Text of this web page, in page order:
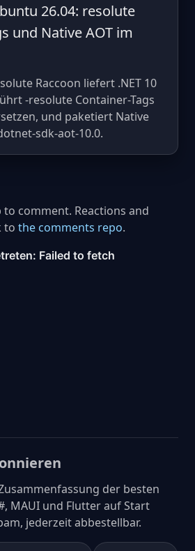
26.04: resolute
und Native AOT im
Raccoon liefert .NET 10
-resolute Container-Tags
und paketiert Native
sdk-aot-10.0.
comment. Reactions and
to the comments repo.
der besten
MAUI und Flutter auf Start
jederzeit abbestellbar.